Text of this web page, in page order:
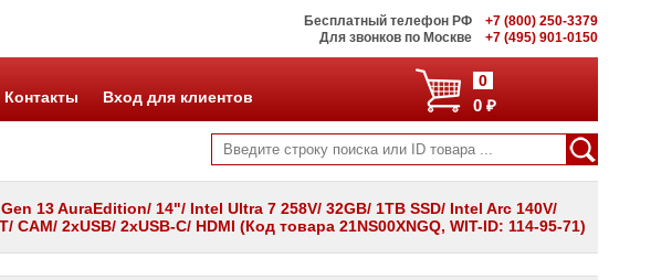
Бесплатный телефон РФ
+7 (800) 250-3379
Для звонков по Москве
+7 (495) 901-0150
0
0 ₽
Контакты Вход для клиентов
13 AuraEdition/ 14"/ Intel Ultra 7 258V/ 32GB/ 1TB SSD/ Intel Arc 140V/
CAM/ 2xUSB/ 2xUSB-C/ HDMI (Код товара 21NS00XNGQ, WIT-ID: 114-95-71)